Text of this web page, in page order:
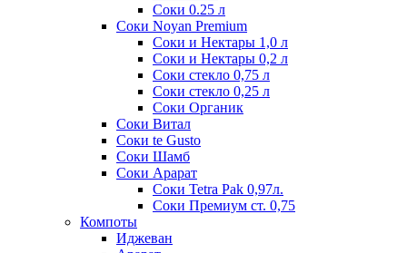
Соки 0.25 л
Соки Noyan Premium
Соки и Нектары 1,0 л
Соки и Нектары 0,2 л
Соки стекло 0,75 л
Соки стекло 0,25 л
Соки Органик
Соки Витал
Соки te Gusto
Соки Шамб
Соки Арарат
Соки Tetra Pak 0,97л.
Соки Премиум ст. 0,75
Компоты
Иджеван